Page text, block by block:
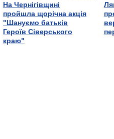
На Чернігівщині
пройшла щорічна акція
"Шануємо батьків
Героїв Сіверського
краю"